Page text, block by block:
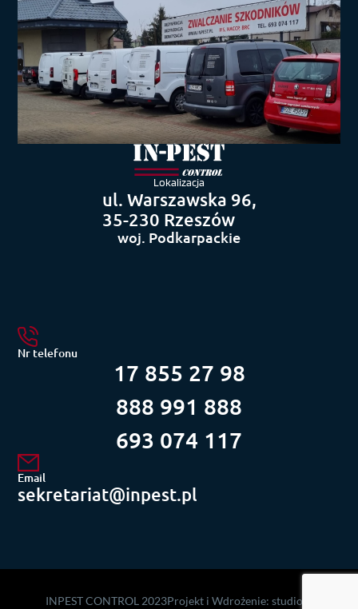
Lokalizacja
ul. Warszawska 96,
35-230 Rzeszów
woj. Podkarpackie
Nr telefonu
17 855 27 98
888 991 888
693 074 117
Email
sekretariat@inpest.pl
INPEST CONTROL 2023Projekt i Wdrożenie: studiodi